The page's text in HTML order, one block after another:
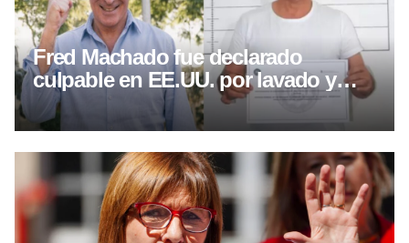
Fred Machado fue declarado
culpable en EE.UU. por lavado y
fraude